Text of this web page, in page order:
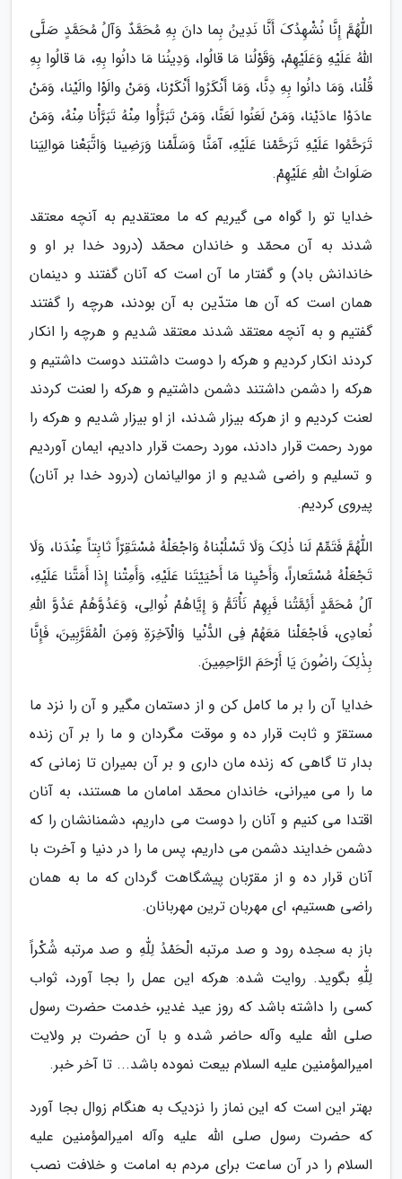
اللّٰهُمَّ إِنَّا نُشْهِدُکَ أَنَّا نَدِینُ بِما دانَ بِهِ مُحَمَّدٌ وَآلُ مُحَمَّدٍ صَلَّى
اللّٰهُ عَلَیْهِ وَعَلَیْهِمْ، وَقَوْلُنا مَا قالُوا، وَدِینُنا مَا دانُوا بِهِ، مَا قالُوا بِهِ
قُلْنا، وَمَا دانُوا بِهِ دِنَّا، وَمَا أَنْکَرُوا أَنْکَرْنا، وَمَنْ والَوْا والَیْنا، وَمَنْ
عادَوْا عادَیْنا، وَمَنْ لَعَنُوا لَعَنَّا، وَمَنْ تَبَرَّأُوا مِنْهُ تَبَرَّأْنا مِنْهُ، وَمَنْ
تَرَحَّمُوا عَلَیْهِ تَرَحَّمْنا عَلَیْهِ، آمَنَّا وَسَلَّمْنا وَرَضِینا وَاتَّبَعْنا مَوالِیَنا
صَلَواتُ اللّٰهِ عَلَیْهِمْ.
خدایا تو را گواه می گیریم که ما معتقدیم به آنچه معتقد
شدند به آن محمّد و خاندان محمّد (درود خدا بر او و
خاندانش باد) و گفتار ما آن است که آنان گفتند و دینمان
همان است که آن ها متدّین به آن بودند، هرچه را گفتند
گفتیم و به آنچه معتقد شدند معتقد شدیم و هرچه را انکار
کردند انکار کردیم و هرکه را دوست داشتند دوست داشتیم و
هرکه را دشمن داشتند دشمن داشتیم و هرکه را لعنت کردند
لعنت کردیم و از هرکه بیزار شدند، از او بیزار شدیم و هرکه را
مورد رحمت قرار دادند، مورد رحمت قرار دادیم، ایمان آوردیم
و تسلیم و راضی شدیم و از موالیانمان (درود خدا بر آنان)
پیروی کردیم.
اللّٰهُمَّ فَتَمِّمْ لَنا ذٰلِکَ وَلَا تَسْلُبْناهُ وَاجْعَلْهُ مُسْتَقِرّاً ثابِتاً عِنْدَنا، وَلَا
تَجْعَلْهُ مُسْتَعاراً، وَأَحْیِنا مَا أَحْیَیْتَنا عَلَیْهِ، وَأَمِتْنا إِذا أَمَتَّنا عَلَیْهِ،
آلُ مُحَمَّدٍ أَئِمَّتُنا فَبِهِمْ نَأْتَمُّ وَ إِیَّاهُمْ نُوالِى، وَعَدُوَّهُمْ عَدُوَّ اللّٰهِ
نُعادِى، فَاجْعَلْنا مَعَهُمْ فِى الدُّنْیا وَالْآخِرَةِ وَمِنَ الْمُقَرَّبِینَ، فَإِنَّا
بِذٰلِکَ راضُونَ یَا أَرْحَمَ الرَّاحِمِینَ.
خدایا آن را بر ما کامل کن و از دستمان مگیر و آن را نزد ما
مستقرّ و ثابت قرار ده و موقت مگردان و ما را بر آن زنده
بدار تا گاهی که زنده مان داری و بر آن بمیران تا زمانی که
ما را می میرانی، خاندان محمّد امامان ما هستند، به آنان
اقتدا می کنیم و آنان را دوست می داریم، دشمنانشان را که
دشمن خدایند دشمن می داریم، پس ما را در دنیا و آخرت با
آنان قرار ده و از مقرّبان پیشگاهت گردان که ما به همان
راضی هستیم، ای مهربان ترین مهربانان.
باز به سجده رود و صد مرتبه الْحَمْدُ لِلّٰهِ و صد مرتبه شُکْراً
لِلّٰهِ بگوید. روایت شده: هرکه این عمل را بجا آورد، ثواب
کسی را داشته باشد که روز عید غدیر، خدمت حضرت رسول
صلی الله علیه وآله حاضر شده و با آن حضرت بر ولایت
امیرالمؤمنین علیه السلام بیعت نموده باشد... تا آخر خبر.
بهتر این است که این نماز را نزدیک به هنگام زوال بجا آورد
که حضرت رسول صلی الله علیه وآله امیرالمؤمنین علیه
السلام را در آن ساعت برای مردم به امامت و خلافت نصب